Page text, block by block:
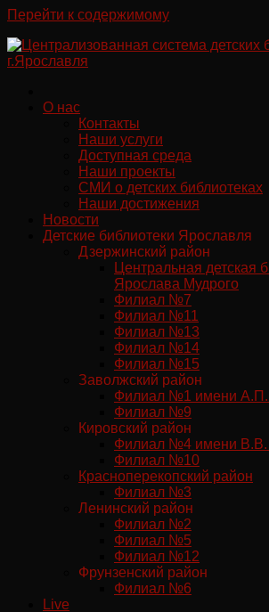
Перейти к содержимому
О нас
Контакты
Наши услуги
Доступная среда
Наши проекты
СМИ о детских библиотеках
Наши достижения
Новости
Детские библиотеки Ярославля
Дзержинский район
Центральная детская
Ярослава Мудрого
Филиал №7
Филиал №11
Филиал №13
Филиал №14
Филиал №15
Заволжский район
Филиал №1 имени А.П.
Филиал №9
Кировский район
Филиал №4 имени В.В.
Филиал №10
Красноперекопский район
Филиал №3
Ленинский район
Филиал №2
Филиал №5
Филиал №12
Фрунзенский район
Филиал №6
Live